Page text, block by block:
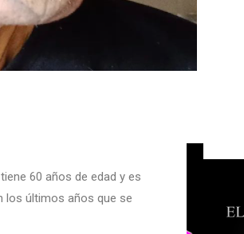
60 años de edad y es
los últimos años que se